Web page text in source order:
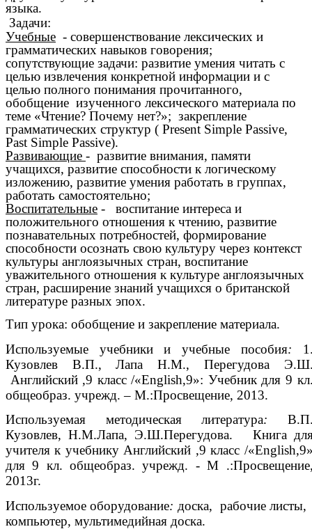
языка.
Задачи:
Учебные - совершенствование лексических и
грамматических навыков говорения;
сопутствующие задачи: развитие умения читать с
целью извлечения конкретной информации и с
целью полного понимания прочитанного,
обобщение изученного лексического материала по
теме «Чтение? Почему нет?»; закрепление
грамматических структур ( Present Simple Passive,
Past Simple Passive).
Развивающие - развитие внимания, памяти
учащихся, развитие способности к логическому
изложению, развитие умения работать в группах,
работать самостоятельно;
Воспитательные - воспитание интереса и
положительного отношения к чтению, развитие
познавательных потребностей, формирование
способности осознать свою культуру через контекст
культуры англоязычных стран, воспитание
уважительного отношения к культуре англоязычных
стран, расширение знаний учащихся о британской
литературе разных эпох.
Тип урока: обобщение и закрепление материала.
Используемые учебники и учебные пособия:
Кузовлев В.П., Лапа Н.М., Перегудова
Английский ,9 класс /«English,9»: Учебник для 9
общеобраз. учрежд. – М.:Просвещение, 2013.
Используемая методическая литература:
Кузовлев, Н.М.Лапа, Э.Ш.Перегудова. Книга
учителя к учебнику Английский ,9 класс /
для 9 кл. общеобраз. учрежд. - М
2013г.
Используемое оборудование: доска, рабочие листы,
компьютер, мультимедийная доска.